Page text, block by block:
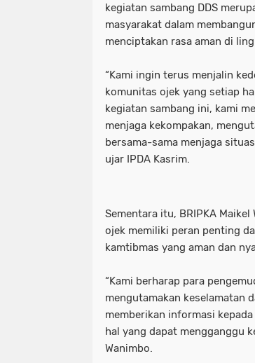
kegiatan sambang DDS
masyarakat dalam
menciptakan rasa aman di
“Kami ingin terus menjalin
komunitas ojek yang setiap
kegiatan sambang ini, kami
menjaga kekompakan,
bersama-sama menjaga
ujar IPDA Kasrim.
Sementara itu, BRIPKA
ojek memiliki peran penting
kamtibmas yang aman dan
“Kami berharap para
mengutamakan keselamatan
memberikan informasi
hal yang dapat mengganggu
Wanimbo.